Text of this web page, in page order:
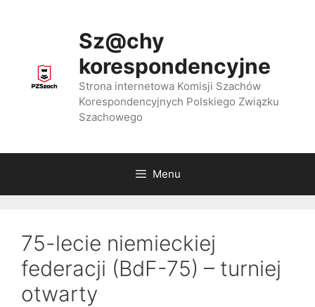
Sz@chy
korespondencyjne
Strona internetowa Komisji Szachów
Korespondencyjnych Polskiego Związku
Szachowego
Menu
75-lecie niemieckiej
federacji (BdF-75) – turniej
otwarty